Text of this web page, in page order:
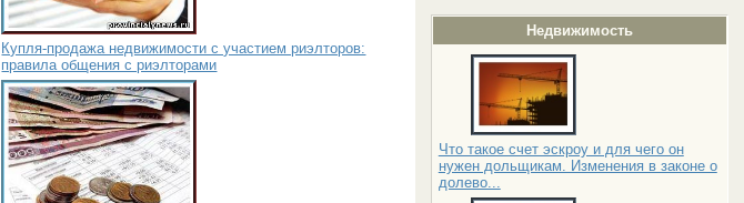
Недвижимость
Что такое счет эскроу и для чего он
нужен дольщикам. Изменения в законе о
долево...
Купля-продажа недвижимости с участием риэлторов:
правила общения с риэлторами